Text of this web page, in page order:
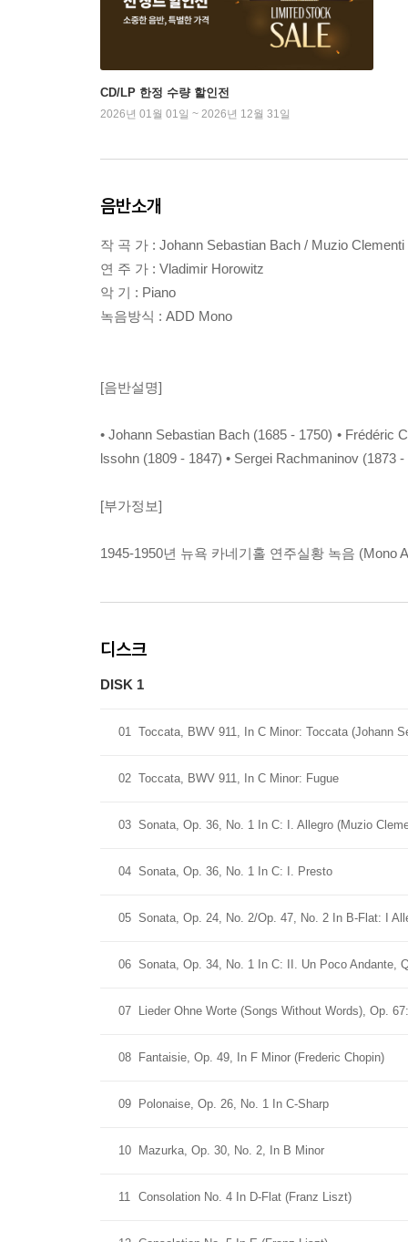
CD/LP 한정 수량 할인전
2026년 01월 01일 ~ 2026년 12월 31일
음반소개
작 곡 가 : Johann Sebastian Bach / Muzio
연 주 가 : Vladimir Horowitz
악 기 : Piano
녹음방식 : ADD Mono
[음반설명]
• Johann Sebastian Bach (1685 - 1750) • Frédéric
lssohn (1809 - 1847) • Sergei Rachmaninov (1873 -
[부가정보]
1945-1950년 뉴욕 카네기홀 연주실황 녹음 (Mono
디스크
DISK 1
01 Toccata, BWV 911, In C Minor: Toccata (Johann
02 Toccata, BWV 911, In C Minor: Fugue
03 Sonata, Op. 36, No. 1 In C: I. Allegro (Muzio
04 Sonata, Op. 36, No. 1 In C: I. Presto
05 Sonata, Op. 24, No. 2/Op. 47, No. 2 In B-Flat: I
06 Sonata, Op. 34, No. 1 In C: II. Un Poco Andante,
07 Lieder Ohne Worte (Songs Without Words), Op.
08 Fantaisie, Op. 49, In F Minor (Frederic Chopin)
09 Polonaise, Op. 26, No. 1 In C-Sharp
10 Mazurka, Op. 30, No. 2, In B Minor
11 Consolation No. 4 In D-Flat (Franz Liszt)